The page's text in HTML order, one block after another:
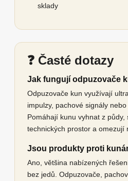
sklady
❓ Časté dotazy
Jak fungují odpuzovače
Odpuzovače kun využívají
impulzy, pachové signály
Pomáhají kunu vyhnat z půdy,
technických prostor a omezují
Jsou produkty proti
Ano, většina nabízených
bez jedů. Odpuzovače,